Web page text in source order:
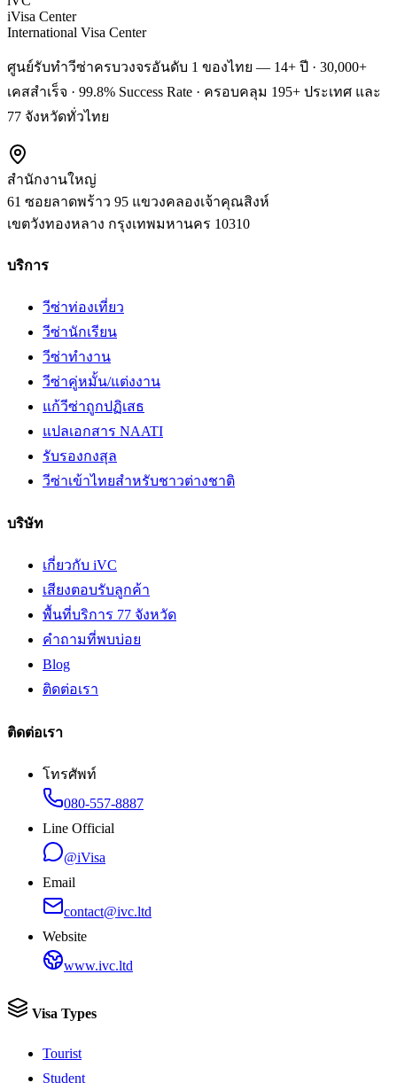
iVisa Center
International Visa Center
ศูนย์รับทำวีซ่าครบวงจรอันดับ 1 ของไทย — 14+ ปี · 30,000+
เคสสำเร็จ · 99.8% Success Rate · ครอบคลุม 195+ ประเทศ และ
77 จังหวัดทั่วไทย
สำนักงานใหญ่
61 ซอยลาดพร้าว 95 แขวงคลองเจ้าคุณสิงห์
เขตวังทองหลาง กรุงเทพมหานคร 10310
บริการ
วีซ่าท่องเที่ยว
วีซ่านักเรียน
วีซ่าทำงาน
วีซ่าคู่หมั้น/แต่งงาน
แก้วีซ่าถูกปฏิเสธ
แปลเอกสาร NAATI
รับรองกงสุล
วีซ่าเข้าไทยสำหรับชาวต่างชาติ
บริษัท
เกี่ยวกับ iVC
เสียงตอบรับลูกค้า
พื้นที่บริการ 77 จังหวัด
คำถามที่พบบ่อย
Blog
ติดต่อเรา
ติดต่อเรา
โทรศัพท์
080-557-8887
Line Official
@iVisa
Email
contact@ivc.ltd
Website
www.ivc.ltd
Visa Types
Tourist
Student